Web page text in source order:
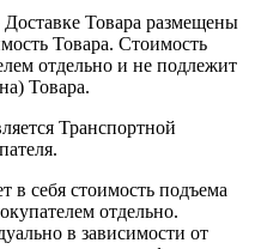
Товара размещены
Товара. Стоимость
отдельно и не подлежит
Товара.
Транспортной
в себя стоимость подъема
отдельно.
в зависимости от